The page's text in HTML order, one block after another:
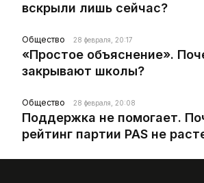
вскрыли лишь сейчас?
Общество 28 февраля, 20:17
«Простое объяснение».
закрывают школы?
Общество 28 февраля, 20:08
Поддержка не помогает.
рейтинг партии PAS не